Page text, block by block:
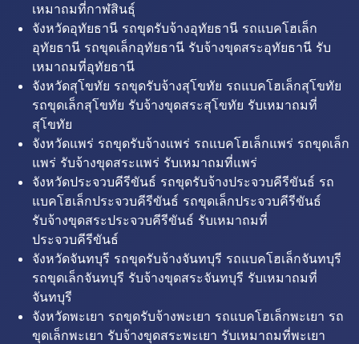
เหมาถมที่กาฬสินธุ์
จังหวัดอุทัยธานี รถขุดรับจ้างอุทัยธานี รถแบคโฮเล็ก
อุทัยธานี รถขุดเล็กอุทัยธานี รับจ้างขุดสระอุทัยธานี รับ
เหมาถมที่อุทัยธานี
จังหวัดสุโขทัย รถขุดรับจ้างสุโขทัย รถแบคโฮเล็กสุโขทัย
รถขุดเล็กสุโขทัย รับจ้างขุดสระสุโขทัย รับเหมาถมที่
สุโขทัย
จังหวัดแพร่ รถขุดรับจ้างแพร่ รถแบคโฮเล็กแพร่ รถขุดเล็ก
แพร่ รับจ้างขุดสระแพร่ รับเหมาถมที่แพร่
จังหวัดประจวบคีรีขันธ์ รถขุดรับจ้างประจวบคีรีขันธ์ รถ
แบคโฮเล็กประจวบคีรีขันธ์ รถขุดเล็กประจวบคีรีขันธ์
รับจ้างขุดสระประจวบคีรีขันธ์ รับเหมาถมที่
ประจวบคีรีขันธ์
จังหวัดจันทบุรี รถขุดรับจ้างจันทบุรี รถแบคโฮเล็กจันทบุรี
รถขุดเล็กจันทบุรี รับจ้างขุดสระจันทบุรี รับเหมาถมที่
จันทบุรี
จังหวัดพะเยา รถขุดรับจ้างพะเยา รถแบคโฮเล็กพะเยา รถ
ขุดเล็กพะเยา รับจ้างขุดสระพะเยา รับเหมาถมที่พะเยา